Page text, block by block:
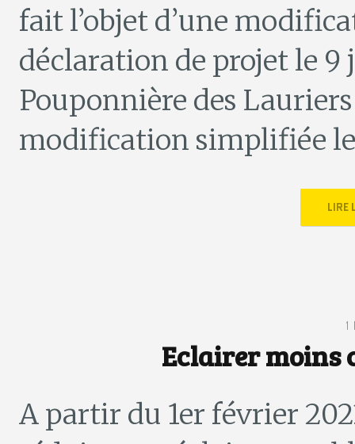
fait l’objet d’une
déclaration de projet le 9
Pouponnière des
modification simplifiée
LIRE
1
Eclairer moins
A partir du 1er février